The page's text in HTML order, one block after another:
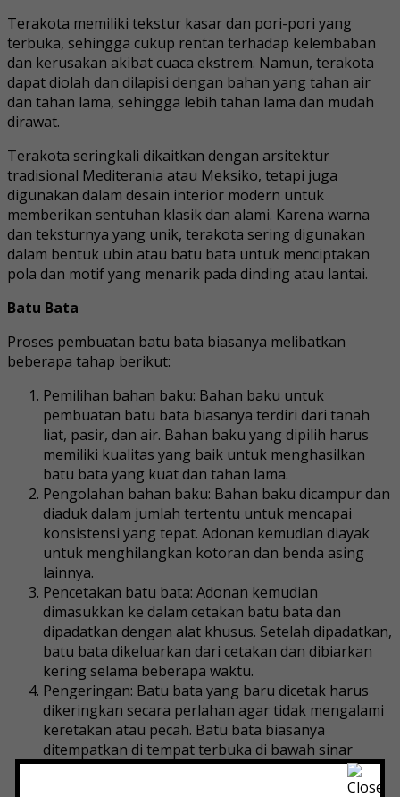
Terakota memiliki tekstur kasar dan pori-pori yang
terbuka, sehingga cukup rentan terhadap kelembaban
dan kerusakan akibat cuaca ekstrem. Namun, terakota
dapat diolah dan dilapisi dengan bahan yang tahan air
dan tahan lama, sehingga lebih tahan lama dan mudah
dirawat.
Terakota seringkali dikaitkan dengan arsitektur
tradisional Mediterania atau Meksiko, tetapi juga
digunakan dalam desain interior modern untuk
memberikan sentuhan klasik dan alami. Karena warna
dan teksturnya yang unik, terakota sering digunakan
dalam bentuk ubin atau batu bata untuk menciptakan
pola dan motif yang menarik pada dinding atau lantai.
Batu Bata
Proses pembuatan batu bata biasanya melibatkan
beberapa tahap berikut:
Pemilihan bahan baku: Bahan baku untuk
pembuatan batu bata biasanya terdiri dari tanah
liat, pasir, dan air. Bahan baku yang dipilih harus
memiliki kualitas yang baik untuk menghasilkan
batu bata yang kuat dan tahan lama.
Pengolahan bahan baku: Bahan baku dicampur dan
diaduk dalam jumlah tertentu untuk mencapai
konsistensi yang tepat. Adonan kemudian diayak
untuk menghilangkan kotoran dan benda asing
lainnya.
Pencetakan batu bata: Adonan kemudian
dimasukkan ke dalam cetakan batu bata dan
dipadatkan dengan alat khusus. Setelah dipadatkan,
batu bata dikeluarkan dari cetakan dan dibiarkan
kering selama beberapa waktu.
Pengeringan: Batu bata yang baru dicetak harus
dikeringkan secara perlahan agar tidak mengalami
keretakan atau pecah. Batu bata biasanya
ditempatkan di tempat terbuka di bawah sinar
matahari selama beberapa hari untuk